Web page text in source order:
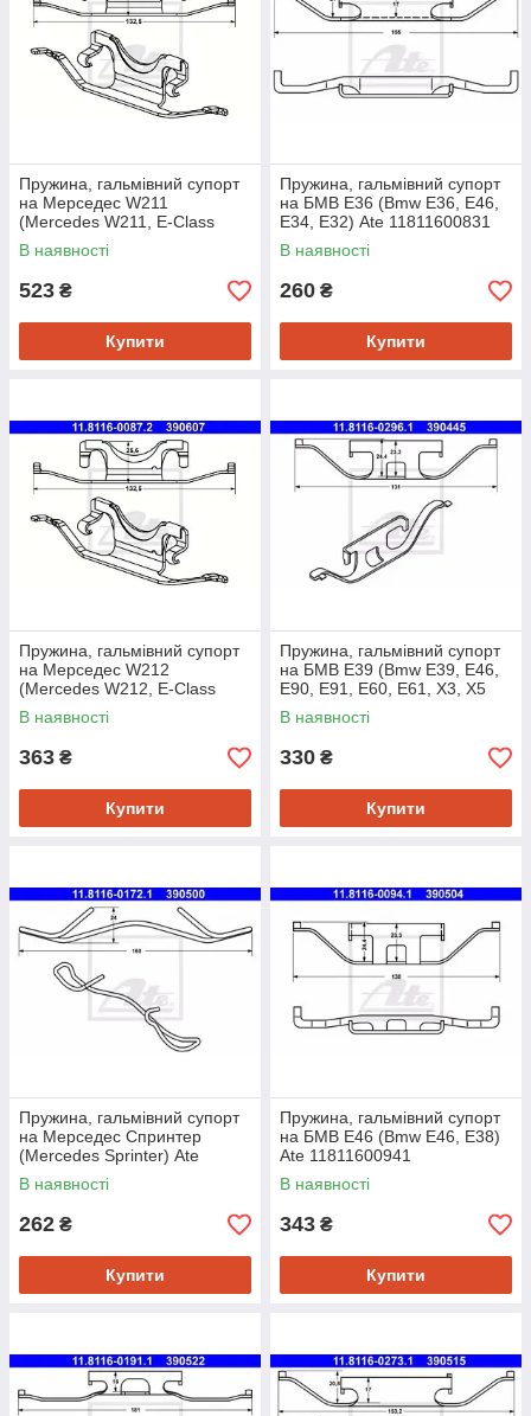
Пружина, гальмівний супорт
на Мерседес W211
(Mercedes W211, E-Class
W124, W210, W211, W212, S-
Class
В наявності
523 ₴
Купити
Пружина, гальмівний супорт
на БМВ Е36 (Bmw E36, E46,
E34, E32) Ate 11811600831
В наявності
260 ₴
Купити
Пружина, гальмівний супорт
на Мерседес W212
(Mercedes W212, E-Class
W124, W210, W211, W212)
Ate 11811600872
В наявності
363 ₴
Купити
Пружина, гальмівний супорт
на БМВ Е39 (Bmw E39, E46,
E90, E91, E60, E61, X3, X5
E53) Ate 11811602961
В наявності
330 ₴
Купити
Пружина, гальмівний супорт
на Мерседес Спринтер
(Mercedes Sprinter) Ate
11811601721
В наявності
262 ₴
Купити
Пружина, гальмівний супорт
на БМВ Е46 (Bmw E46, E38)
Ate 11811600941
В наявності
343 ₴
Купити